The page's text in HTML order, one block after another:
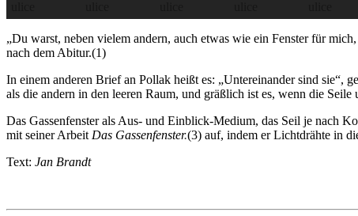
„Du warst, neben vielem an­dern, auch etwas wie ein Fenster für
nach dem Abitur.(1)
In einem anderen Brief an Pollak heißt es: „Unter­ein­an­der sind sie“,
als die andern in den leeren Raum, und gräßlich ist es, wenn die
Das Gassenfenster als Aus- und Einblick-Medium, das Seil je nach
mit seiner ArbeitDas Gassenfenster.(3) auf, indem er Lichtdrähte in
Text: Jan Brandt